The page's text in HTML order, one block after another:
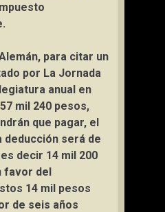
para citar un
por La Jornada
anual en
mil 240 pesos,
que pagar, el
deducción será de
decir 14 mil 200
favor del
14 mil pesos
de seis años